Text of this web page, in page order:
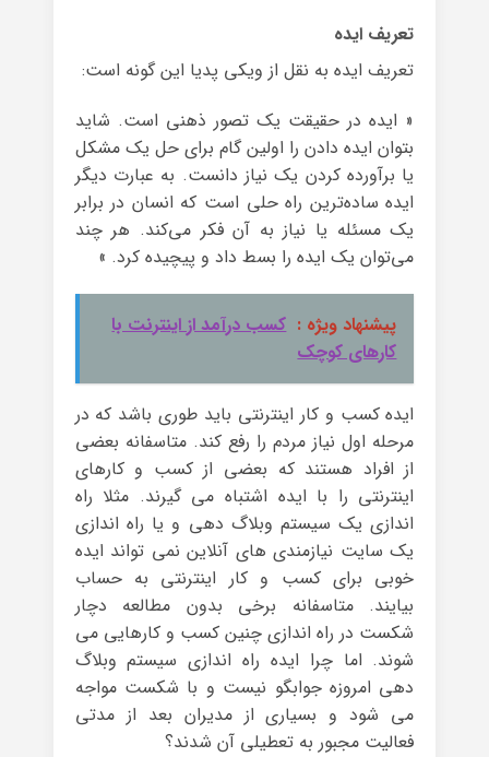
تعریف ایده
تعریف ایده به نقل از ویکی پدیا این گونه است:
« ایده در حقیقت یک تصور ذهنی است. شاید
بتوان ایده دادن را اولین گام برای حل یک مشکل
یا برآورده کردن یک نیاز دانست. به عبارت دیگر
ایده ساده‌ترین راه حلی است که انسان در برابر
یک مسئله یا نیاز به آن فکر می‌کند. هر چند
می‌توان یک ایده را بسط داد و پیچیده کرد. »
پیشنهاد ویژه : کسب درآمد از اینترنت با
کارهای کوچک
ایده کسب و کار اینترنتی باید طوری باشد که در
مرحله اول نیاز مردم را رفع کند. متاسفانه بعضی
از افراد هستند که بعضی از کسب و کارهای
اینترنتی را با ایده اشتباه می گیرند. مثلا راه
اندازی یک سیستم وبلاگ دهی و یا راه اندازی
یک سایت نیازمندی های آنلاین نمی تواند ایده
خوبی برای کسب و کار اینترنتی به حساب
بیایند. متاسفانه برخی بدون مطالعه دچار
شکست در راه اندازی چنین کسب و کارهایی می
شوند. اما چرا ایده راه اندازی سیستم وبلاگ
دهی امروزه جوابگو نیست و با شکست مواجه
می شود و بسیاری از مدیران بعد از مدتی
فعالیت مجبور به تعطیلی آن شدند؟